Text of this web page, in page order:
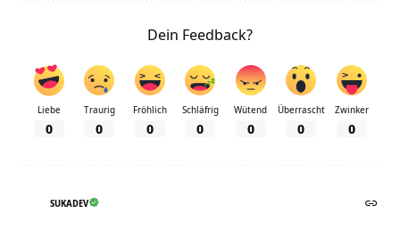
Dein Feedback?
Liebe
0
Traurig
0
Fröhlich
0
Schläfrig
0
Wütend
0
Überrascht
0
Zwinker
0
SUKADEV